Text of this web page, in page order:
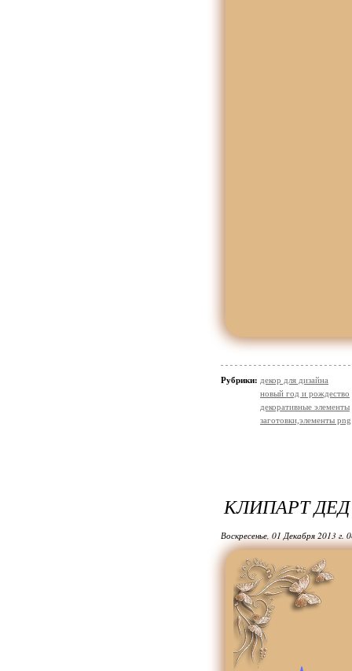
Рубрики: декор для дизайна
новый год и рождество
декоративные элементы
заготовки,элементы png
КЛИПАРТ
Воскресенье, 01 Декабря 2013 г.